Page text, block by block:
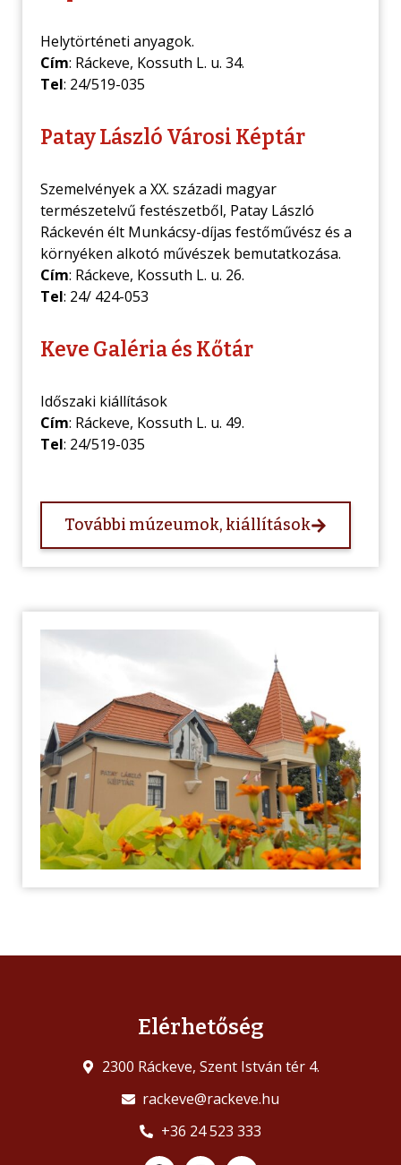
Helytörténeti anyagok.
Cím: Ráckeve, Kossuth L. u. 34.
Tel: 24/519-035
Patay László Városi Képtár
Szemelvények a XX. századi magyar
természetelvű festészetből, Patay László
Ráckevén élt Munkácsy-díjas festőművész és a
környéken alkotó művészek bemutatkozása.
Cím: Ráckeve, Kossuth L. u. 26.
Tel: 24/ 424-053
Keve Galéria és Kőtár
Időszaki kiállítások
Cím: Ráckeve, Kossuth L. u. 49.
Tel: 24/519-035
További múzeumok, kiállítások
Elérhetőség
2300 Ráckeve, Szent István tér 4.
rackeve@rackeve.hu
+36 24 523 333